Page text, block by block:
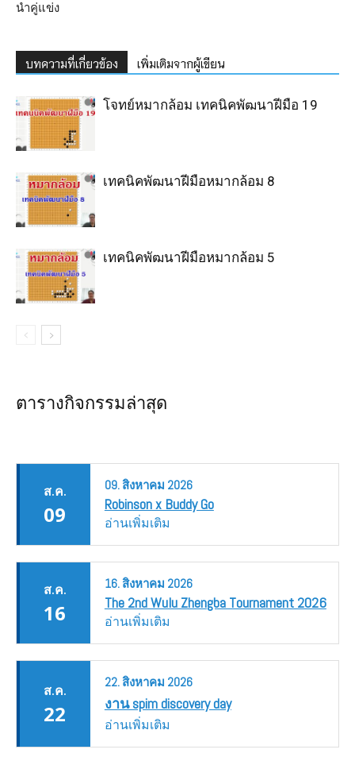
นำคู่แข่ง
บทความที่เกี่ยวข้อง เพิ่มเติมจากผู้เขียน
โจทย์หมากล้อม เทคนิคพัฒนาฝีมือ 19
เทคนิคพัฒนาฝีมือหมากล้อม 8
เทคนิคพัฒนาฝีมือหมากล้อม 5
ตารางกิจกรรมล่าสุด
ส.ค.
09
09.สิงหาคม 2026
Robinson x Buddy Go
อ่านเพิ่มเติม
ส.ค.
16
16.สิงหาคม 2026
The 2nd Wulu Zhengba Tournament 2026
อ่านเพิ่มเติม
ส.ค.
22
22.สิงหาคม 2026
งาน spim discovery day
อ่านเพิ่มเติม